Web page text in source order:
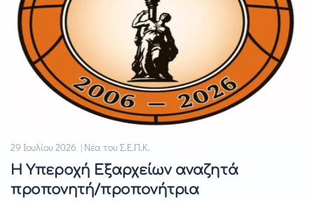
29 Ιουλίου 2026 | Νέα του Σ.Ε.Π.Κ.
Η Υπεροχή Εξαρχείων αναζητά
προπονητή/προπονήτρια